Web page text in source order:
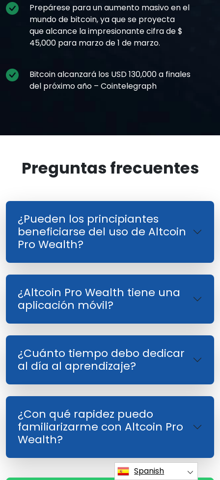
Prepárese para un aumento masivo en el
mundo de bitcoin, ya que se proyecta
que alcance la impresionante cifra de $
45,000 para marzo de 1 de marzo.
Bitcoin alcanzará los USD 130,000 a finales
del próximo año – Cointelegraph
Preguntas frecuentes
¿Pueden los principiantes
beneficiarse del uso de Altcoin
Pro Wealth?
¿Altcoin Pro Wealth tiene una
aplicación móvil?
¿Cuánto tiempo debo dedicar
al día al aprendizaje?
¿Con qué rapidez puedo
familiarizarme con Altcoin Pro
Wealth?
Spanish